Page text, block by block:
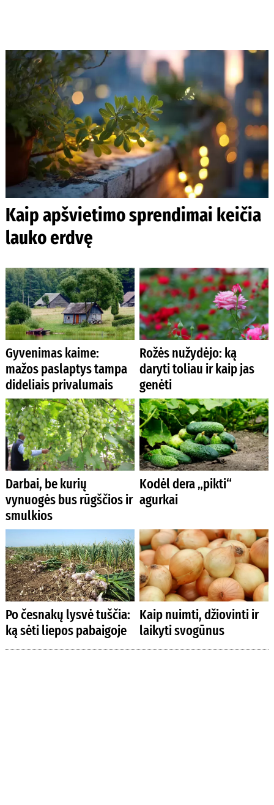
Kaip apšvietimo sprendimai keičia
lauko erdvę
Gyvenimas kaime:
mažos paslaptys tampa
dideliais privalumais
Rožės nužydėjo: ką
daryti toliau ir kaip jas
genėti
Darbai, be kurių
vynuogės bus rūgščios ir
smulkios
Kodėl dera „pikti“
agurkai
Po česnakų lysvė tuščia:
ką sėti liepos pabaigoje
Kaip nuimti, džiovinti ir
laikyti svogūnus